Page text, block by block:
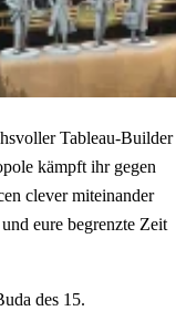
Tableau-Builder
kämpft ihr gegen
clever miteinander
eure begrenzte Zeit
des 15.